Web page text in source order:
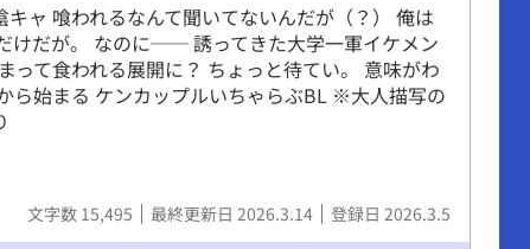
ャ 喰われるなんて聞いてないんだが（？） 俺は
けだが。 なのに── 誘ってきた大学一軍イケメン
って食われる展開に？ ちょっと待てい。 意味がわ
ら始まる ケンカップルいちゃらぶBL ※大人描写の
文字数 15,495 最終更新日 2026.3.14 登録日 2026.3.5